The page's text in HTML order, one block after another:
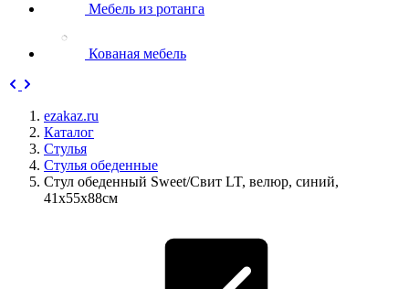
Мебель из ротанга
Кованая мебель
ezakaz.ru
Каталог
Стулья
Стулья обеденные
Стул обеденный Sweet/Свит LT, велюр, синий,
41х55х88см